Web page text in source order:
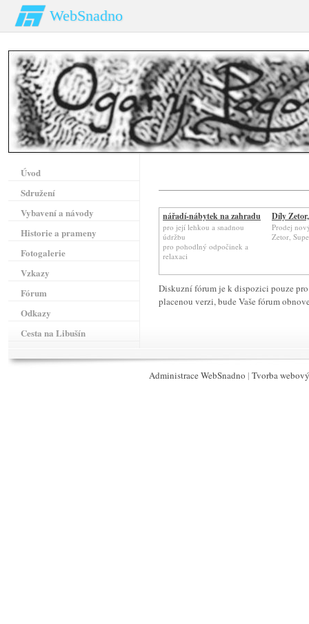
WebSnadno
nářadí-nábytek na zahradu
pro její lehkou a snadnou
údržbu
pro pohodlný odpočinek a
relaxaci
Díly
Prodej
Zetor,
Diskuzní fórum je k dispozici pouze
placenou verzi, bude Vaše fórum
Úvod
Sdružení
Vybavení a návody
Historie a prameny
Fotogalerie
Vzkazy
Fórum
Odkazy
Cesta na Libušín
Administrace WebSnadno | Tvorba